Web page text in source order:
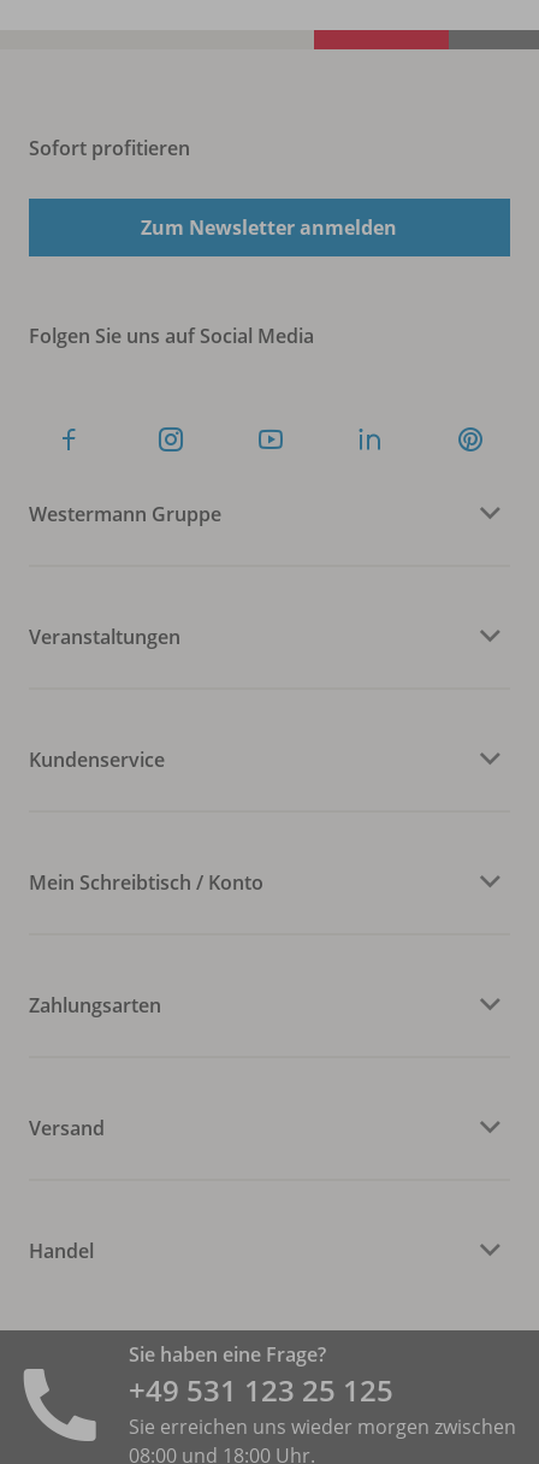
Sofort profitieren
Zum Newsletter anmelden
Folgen Sie uns auf Social Media
Westermann Gruppe
Veranstaltungen
Kundenservice
Mein Schreibtisch / Konto
Zahlungsarten
Versand
Handel
Sie haben eine Frage?
+49 531 ­123 25 125
Sie erreichen uns wieder morgen zwischen
08:00 und 18:00 Uhr.